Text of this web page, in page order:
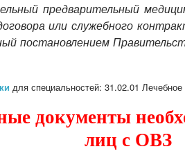
предварительный
или служебного
постановлением
для специальностей: 31.02.01
документы
лиц с ОВЗ